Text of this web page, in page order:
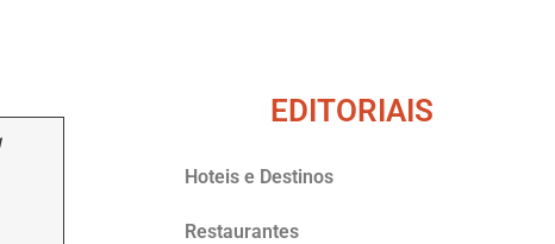
EDITORIAIS
Hoteis e Destinos
Restaurantes